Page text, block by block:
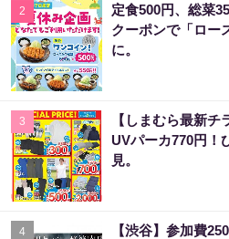
2
定食500円、総菜
クーポンで「ロー
に。
3
【しまむら最新チ
UVパーカ770円！
見。
4
【渋谷】参加費